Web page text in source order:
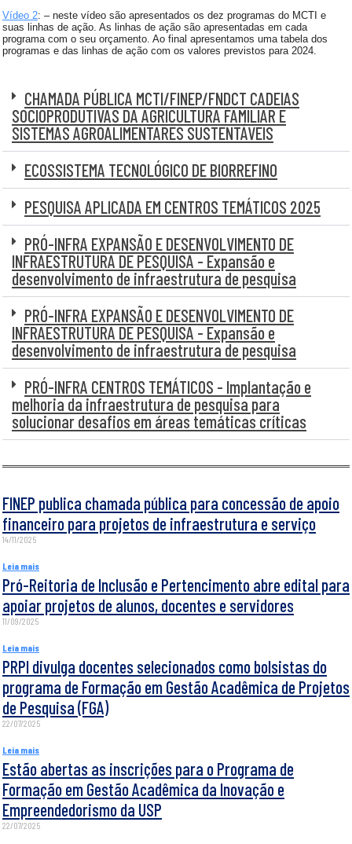
Vídeo 2: – neste vídeo são apresentados os dez programas do MCTI e
suas linhas de ação. As linhas de ação são apresentadas em cada
programa com o seu orçamento. Ao final apresentamos uma tabela dos
programas e das linhas de ação com os valores previstos para 2024.
CHAMADA PÚBLICA MCTI/FINEP/FNDCT CADEIAS
SOCIOPRODUTIVAS DA AGRICULTURA FAMILIAR E
SISTEMAS AGROALIMENTARES SUSTENTÁVEIS
ECOSSISTEMA TECNOLÓGICO DE BIORREFINO
PESQUISA APLICADA EM CENTROS TEMÁTICOS 2025
PRÓ-INFRA EXPANSÃO E DESENVOLVIMENTO DE
INFRAESTRUTURA DE PESQUISA - Expansão e
desenvolvimento de infraestrutura de pesquisa
PRÓ-INFRA EXPANSÃO E DESENVOLVIMENTO DE
INFRAESTRUTURA DE PESQUISA - Expansão e
desenvolvimento de infraestrutura de pesquisa
PRÓ-INFRA CENTROS TEMÁTICOS - Implantação e
melhoria da infraestrutura de pesquisa para
solucionar desafios em áreas temáticas críticas
FINEP publica chamada pública para concessão de apoio
financeiro para projetos de infraestrutura e serviço
14/11/2025
Leia mais
Pró-Reitoria de Inclusão e Pertencimento abre edital para
apoiar projetos de alunos, docentes e servidores
11/09/2025
Leia mais
PRPI divulga docentes selecionados como bolsistas do
programa de Formação em Gestão Acadêmica de Projetos
de Pesquisa (FGA)
22/07/2025
Leia mais
Estão abertas as inscrições para o Programa de
Formação em Gestão Acadêmica da Inovação e
Empreendedorismo da USP
22/07/2025